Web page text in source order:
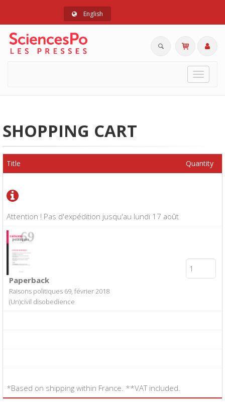
English
Toggle
SHOPPING CART
Attention ! Pas d'expédition jusqu'au lundi 17 août
Title Quantity
Paperback
Raisons politiques 69, février 2018
(Un)civil disobedience
*Based on shipping within France. **VAT included.